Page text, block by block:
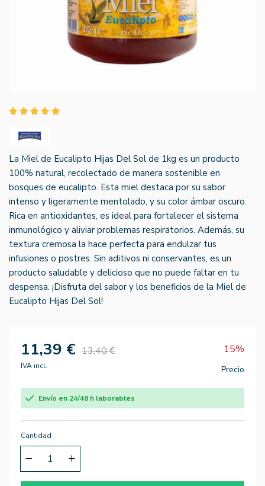
La Miel de Eucalipto Hijas Del Sol de 1kg es un producto
100% natural, recolectado de manera sostenible en
bosques de eucalipto. Esta miel destaca por su sabor
intenso y ligeramente mentolado, y su color ámbar oscuro.
Rica en antioxidantes, es ideal para fortalecer el sistema
inmunológico y aliviar problemas respiratorios. Además, su
textura cremosa la hace perfecta para endulzar tus
infusiones o postres. Sin aditivos ni conservantes, es un
producto saludable y delicioso que no puede faltar en tu
despensa. ¡Disfruta del sabor y los beneficios de la Miel de
Eucalipto Hijas Del Sol!
11,39 € 13,40 € 15%
IVA incl. Precio
Envío en 24/48 h laborables
Cantidad